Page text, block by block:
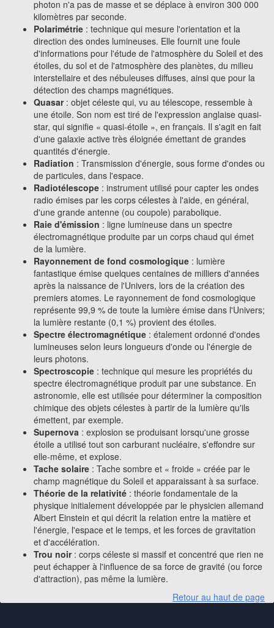
photon n'a pas de masse et se déplace à environ 300 000
kilomètres par seconde.
Polarimétrie : technique qui mesure l'orientation et la
direction des ondes lumineuses. Elle fournit une foule
d'informations pour l'étude de l'atmosphère du Soleil et des
étoiles, du sol et de l'atmosphère des planètes, du milieu
interstellaire et des nébuleuses diffuses, ainsi que pour la
détection des champs magnétiques.
Quasar: objet céleste qui, vu au télescope, ressemble à
une étoile. Son nom est tiré de l'expression anglaise quasi-
star, qui signifie « quasi-étoile », en français. Il s'agit en fait
d'une galaxie active très éloignée émettant de grandes
quantités d'énergie.
Radiation : Transmission d'énergie, sous forme d'ondes ou
de particules, dans l'espace.
Radiotélescope : instrument utilisé pour capter les ondes
radio émises par les corps célestes à l'aide, en général,
d'une grande antenne (ou coupole) parabolique.
Raie d'émission : ligne lumineuse dans un spectre
électromagnétique produite par un corps chaud qui émet
de la lumière.
Rayonnement de fond cosmologique : lumière
fantastique émise quelques centaines de milliers d'années
après la naissance de l'Univers, lors de la création des
premiers atomes. Le rayonnement de fond cosmologique
représente 99,9 % de toute la lumière émise dans l'Univers;
la lumière restante (0,1 %) provient des étoiles.
Spectre électromagnétique : étalement ordonné d'ondes
lumineuses selon leurs longueurs d'onde ou l'énergie de
leurs photons.
Spectroscopie : technique qui mesure les propriétés du
spectre électromagnétique produit par une substance. En
astronomie, elle est utilisée pour déterminer la composition
chimique des objets célestes à partir de la lumière qu'ils
émettent, par exemple.
Supernova : explosion se produisant lorsqu'une grosse
étoile a utilisé tout son carburant nucléaire, s'effondre sur
elle-même, et explose.
Tache solaire : Tache sombre et « froide » créée par le
champ magnétique du Soleil et apparaissant à sa surface.
Théorie de la relativité : théorie fondamentale de la
physique initialement développée par le physicien allemand
Albert Einstein et qui décrit la relation entre la matière et
l'énergie, l'espace et le temps, et les forces de gravitation
et d'accélération.
Trou noir: corps céleste si massif et concentré que rien ne
peut échapper à l'influence de sa force de gravité (ou force
d'attraction), pas même la lumière.
Retour au haut de page